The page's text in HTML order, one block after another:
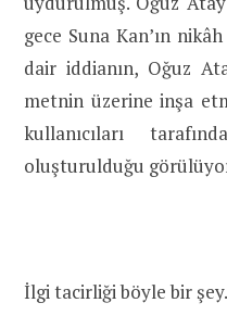
gece Suna Kan’ın
dair iddianın, Oğuz
metnin üzerine inşa
kullanıcıları
oluşturulduğu
İlgi tacirliği böyle bir